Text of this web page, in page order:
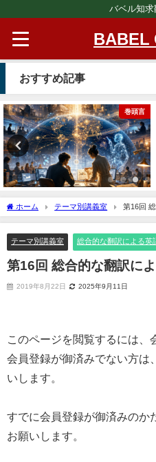
バベル知
BABEL
おすすめ記事
巻頭言
ホーム テーマ別講義室 第16回
テーマ別講義室 総合的な翻訳による英
第16回 総合的な翻訳に
2019年8月22日 2025年9月11日
このページを閲覧するには、
会員登録が御済みでない方は、
いします。
すでに会員登録が御済みのか
お願いします。